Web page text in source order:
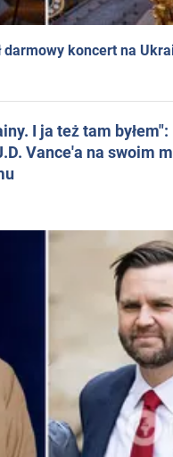
darmowy koncert na
I ja też tam
Vance'a na swoim